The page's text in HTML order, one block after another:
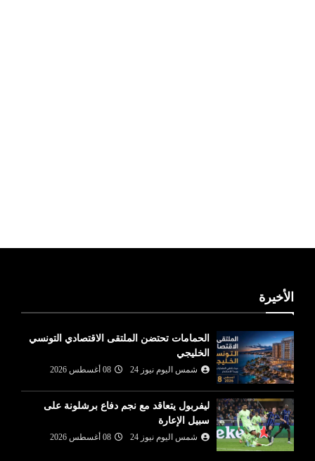
الأخيرة
الحمامات تحتضن الملتقى الاقتصادي التونسي
الخليجي
شمس اليوم نيوز 24 08 أغسطس 2026
ليفربول يتعاقد مع نجم دفاع برشلونة على
سبيل الإعارة
شمس اليوم نيوز 24 08 أغسطس 2026